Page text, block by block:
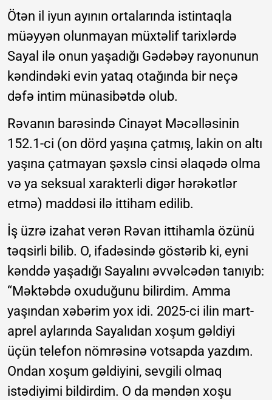
Ötən il iyun ayının ortalarında istintaqla
müəyyən olunmayan müxtəlif tarixlərdə
Sayal ilə onun yaşadığı Gədəbəy rayonunun
kəndindəki evin yataq otağında bir neçə
dəfə intim münasibətdə olub.
Rəvanın barəsində Cinayət Məcəlləsinin
152.1-ci (on dörd yaşına çatmış, lakin on altı
yaşına çatmayan şəxslə cinsi əlaqədə olma
və ya seksual xarakterli digər hərəkətlər
etmə) maddəsi ilə ittiham edilib.
İş üzrə izahat verən Rəvan ittihamla özünü
təqsirli bilib. O, ifadəsində göstərib ki, eyni
kənddə yaşadığı Sayalını əvvəlcədən tanıyıb:
“Məktəbdə oxuduğunu bilirdim. Amma
yaşından xəbərim yox idi. 2025-ci ilin mart-
aprel aylarında Sayalıdan xoşum gəldiyi
üçün telefon nömrəsinə votsapda yazdım.
Ondan xoşum gəldiyini, sevgili olmaq
istədiyimi bildirdim. O da məndən xoşu